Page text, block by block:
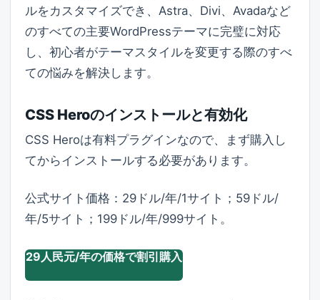
ルをカスタマイズでき、Astra、Divi、Avadaなど
のすべての主要WordPressテーマに完璧に対応
し、初心者がテーマスタイルを変更する際のすべ
ての悩みを解決します。
CSS Heroのインストールと有効化
CSS Heroは有料プラグインなので、まず購入し
てからインストールする必要があります。
公式サイト価格：29ドル/年/1サイト；59ドル/
年/5サイト；199ドル/年/999サイト。
29人民元/年の価格で割引購入